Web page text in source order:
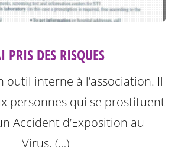
PRIS DES RISQUES
outil interne à l’association. Il
personnes qui se prostituent
Accident d’Exposition au
Virus. (…)